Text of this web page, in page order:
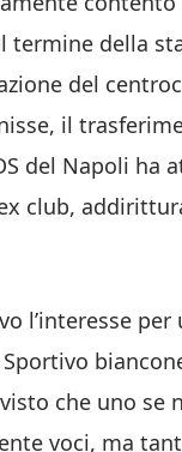
termine della
del
il
del Napoli ha
club,
l’interesse
che uno se
voci, ma